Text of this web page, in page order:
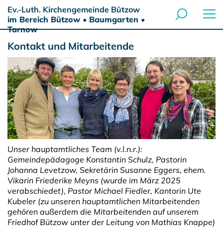
Ev.-Luth. Kirchengemeinde Bützow
im Bereich Bützow • Baumgarten •
Tarnow
Kontakt und Mitarbeitende
Unser hauptamtliches Team (v.l.n.r.):
Gemeindepädagoge Konstantin Schulz, Pastorin
Johanna Levetzow, Sekretärin Susanne Eggers, ehem.
Vikarin Friederike Meyns (wurde im März 2025
verabschiedet), Pastor Michael Fiedler, Kantorin Ute
Kubeler (zu unseren hauptamtlichen Mitarbeitenden
gehören außerdem die Mitarbeitenden auf unserem
Friedhof Bützow unter der Leitung von Mathias Knappe)